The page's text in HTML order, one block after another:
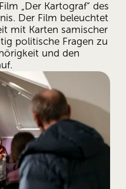
„Der Kartograf“ des
Der Film beleuchtet
mit Karten samischer
politische Fragen zu
und den